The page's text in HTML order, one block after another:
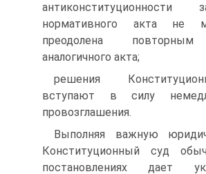
нормативного акта не
преодолена повторным
аналогичного акта;
решения
вступают в силу
провозглашения.
Выполняя важную
Конституционный суд
постановлениях дает